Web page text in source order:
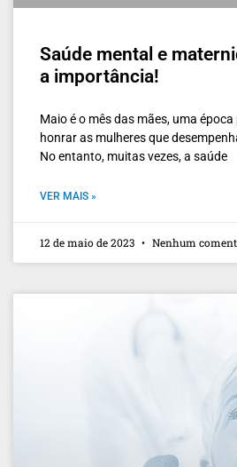
Saúde mental e
a importância!
Maio é o mês das mães, uma
honrar as mulheres que
No entanto, muitas vezes, a saúde
VER MAIS »
12 de maio de 2023 Nenhum